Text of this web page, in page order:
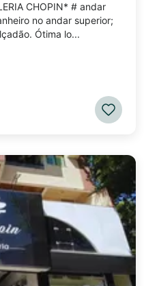
CHOPIN* # andar
no andar superior;
Ótima lo...